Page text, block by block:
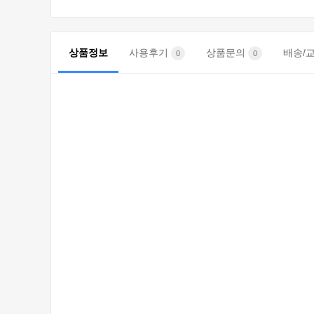
상품정보 사용후기 0 상품문의 0 배송/